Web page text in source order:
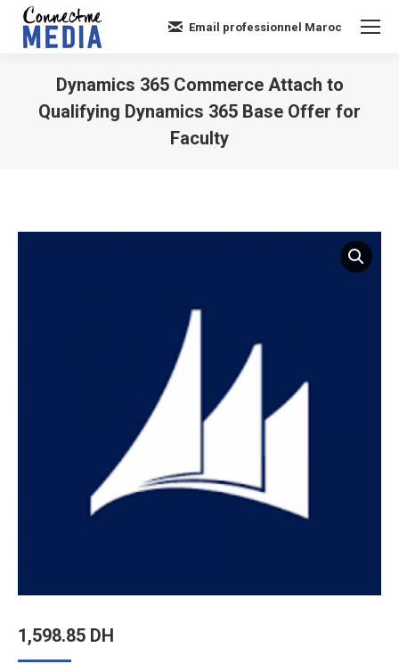
Email professionnel Maroc
Dynamics 365 Commerce Attach to
Qualifying Dynamics 365 Base Offer for
Faculty
1,598.85 DH